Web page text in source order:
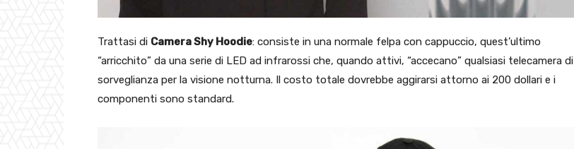
Trattasi di Camera Shy Hoodie: consiste in una normale felpa con cappuccio, quest’ultimo
“arricchito” da una serie di LED ad infrarossi che, quando attivi, “accecano” qualsiasi telecamera di
sorveglianza per la visione notturna. Il costo totale dovrebbe aggirarsi attorno ai 200 dollari e i
componenti sono standard.